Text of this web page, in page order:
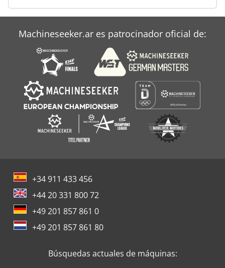
Atlas Copco Roc 203
Machineseeker.ar es patrocinador oficial de:
+34 911 433 456
+44 20 331 800 72
+49 201 857 861 0
+49 201 857 861 80
Búsquedas actuales de máquinas: